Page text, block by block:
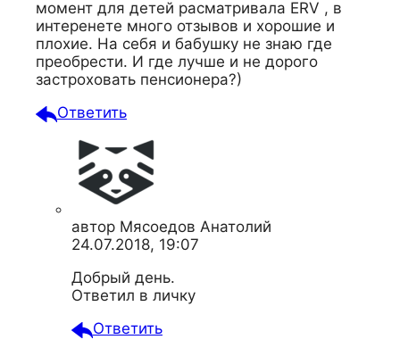
момент для детей расматривала ERV , в
интеренете много отзывов и хорошие и
плохие. На себя и бабушку не знаю где
преобрести. И где лучше и не дорого
застроховать пенсионера?)
Ответить
автор Мясоедов Анатолий
24.07.2018, 19:07
Добрый день.
Ответил в личку
Ответить